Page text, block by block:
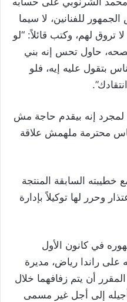
الجمهور للفنانين، لا سيما
تروق لهم، وكتب قائلاً: “لو
حاول تحس إنه بني
بتقول عليه إيه، فلو
لمجرد إنه بيقدم حاجة مش
محترمة ملهمش علاقة
خطيبته السابقة المنتجة
وحرر لها توكيلاً بإدارة
في كانون الأول
على راندا رياض، مديرة
أن يتم زفافهما خلال
تأجيله إلى أجل غير مسمى